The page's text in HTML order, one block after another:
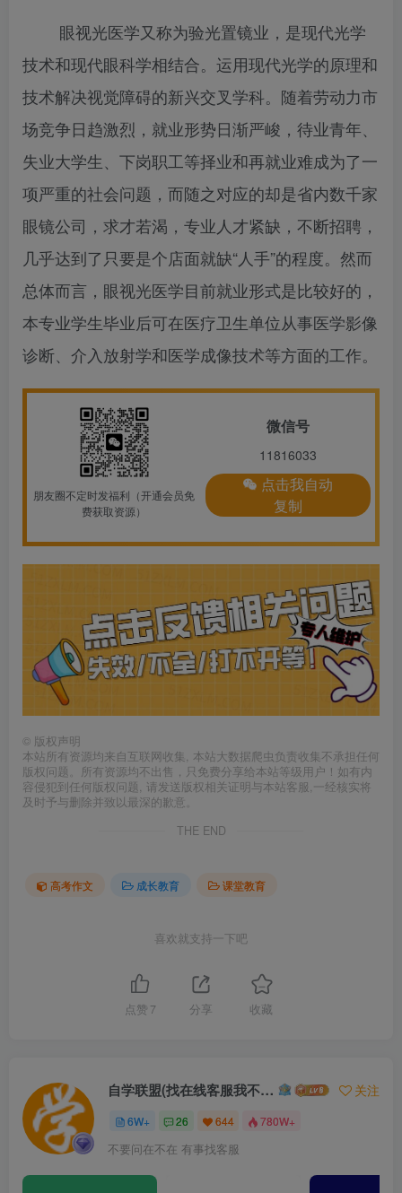
眼视光医学又称为验光置镜业，是现代光学
技术和现代眼科学相结合。运用现代光学的原理和
技术解决视觉障碍的新兴交叉学科。随着劳动力市
场竞争日趋激烈，就业形势日渐严峻，待业青年、
失业大学生、下岗职工等择业和再就业难成为了一
项严重的社会问题，而随之对应的却是省内数千家
眼镜公司，求才若渴，专业人才紧缺，不断招聘，
几乎达到了只要是个店面就缺“人手”的程度。然而
总体而言，眼视光医学目前就业形式是比较好的，
本专业学生毕业后可在医疗卫生单位从事医学影像
诊断、介入放射学和医学成像技术等方面的工作。
朋友圈不定时发福利（开通会员免
费获取资源）
微信号
11816033
点击我自动
复制
© 版权声明
本站所有资源均来自互联网收集, 本站大数据爬虫负责收集不承担任何
版权问题。所有资源均不出售，只免费分享给本站等级用户！如有内
容侵犯到任何版权问题, 请发送版权相关证明与本站客服,一经核实将
及时予与删除并致以最深的歉意。
THE END
高考作文 成长教育 课堂教育
喜欢就支持一下吧
点赞 7 分享 收藏
自学联盟(找在线客服我不回信息的) 关注
6W+ 26 644 780W+
不要问在不在 有事找客服